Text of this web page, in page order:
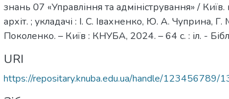
знань 07 «Управління та адміністрування» /
архіт. ; укладачі : І. С. Івахненко, Ю. А. Чуприна,
Поколенко. – Київ : КНУБА, 2024. – 64 с. : іл. -
URI
https://repositary.knuba.edu.ua/handle/123456789/